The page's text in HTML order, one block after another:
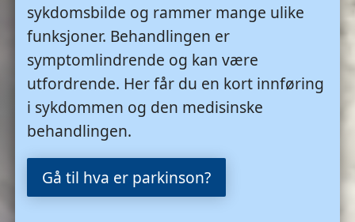
sykdomsbilde og rammer mange ulike
funksjoner. Behandlingen er
symptomlindrende og kan være
utfordrende. Her får du en kort innføring
i sykdommen og den medisinske
behandlingen.
Gå til hva er parkinson?